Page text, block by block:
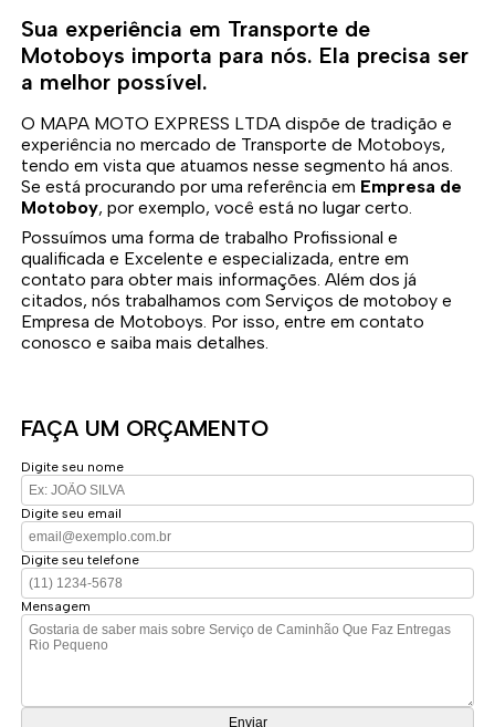
Sua experiência em Transporte de
Motoboys importa para nós. Ela precisa ser
a melhor possível.
O MAPA MOTO EXPRESS LTDA dispõe de tradição e
experiência no mercado de Transporte de Motoboys,
tendo em vista que atuamos nesse segmento há anos.
Se está procurando por uma referência em Empresa de
Motoboy, por exemplo, você está no lugar certo.
Possuímos uma forma de trabalho Profissional e
qualificada e Excelente e especializada, entre em
contato para obter mais informações. Além dos já
citados, nós trabalhamos com Serviços de motoboy e
Empresa de Motoboys. Por isso, entre em contato
conosco e saiba mais detalhes.
FAÇA UM ORÇAMENTO
Digite seu nome
Digite seu email
Digite seu telefone
Mensagem